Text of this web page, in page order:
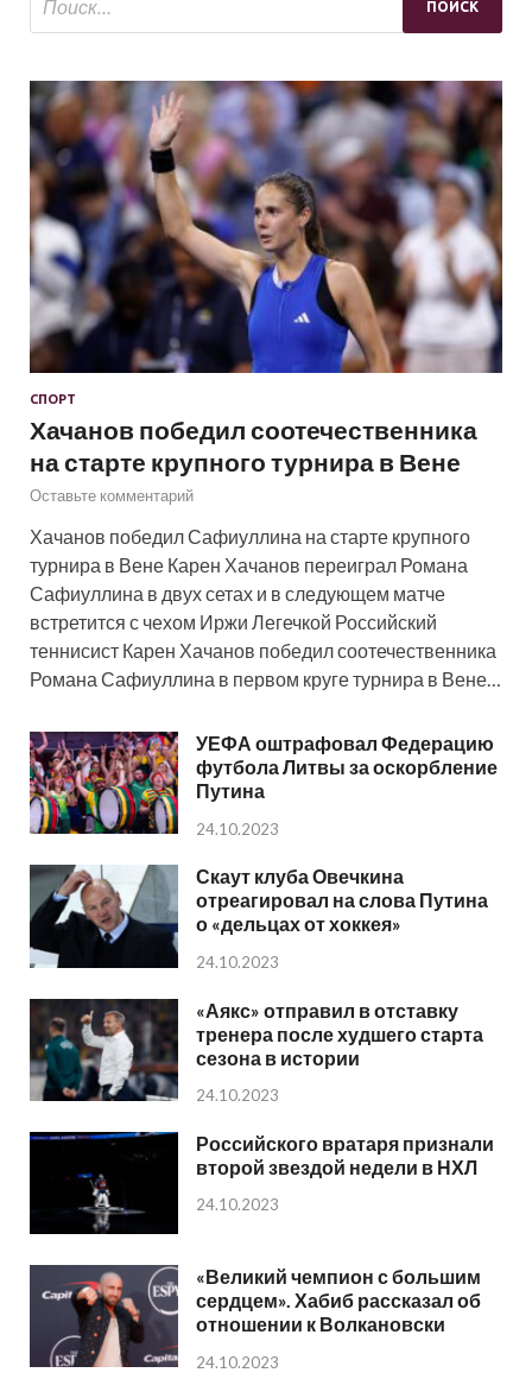
СПОРТ
Хачанов победил соотечественника
на старте крупного турнира в Вене
Оставьте комментарий
Хачанов победил Сафиуллина на старте крупного
турнира в Вене Карен Хачанов переиграл Романа
Сафиуллина в двух сетах и в следующем матче
встретится с чехом Иржи Легечкой Российский
теннисист Карен Хачанов победил соотечественника
Романа Сафиуллина в первом круге турнира в Вене…
УЕФА оштрафовал Федерацию
футбола Литвы за оскорбление
Путина
24.10.2023
Скаут клуба Овечкина
отреагировал на слова Путина
о «дельцах от хоккея»
24.10.2023
«Аякс» отправил в отставку
тренера после худшего старта
сезона в истории
24.10.2023
Российского вратаря признали
второй звездой недели в НХЛ
24.10.2023
«Великий чемпион с большим
сердцем». Хабиб рассказал об
отношении к Волкановски
24.10.2023